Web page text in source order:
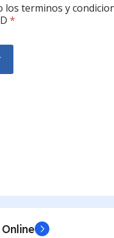
los terminos y
*